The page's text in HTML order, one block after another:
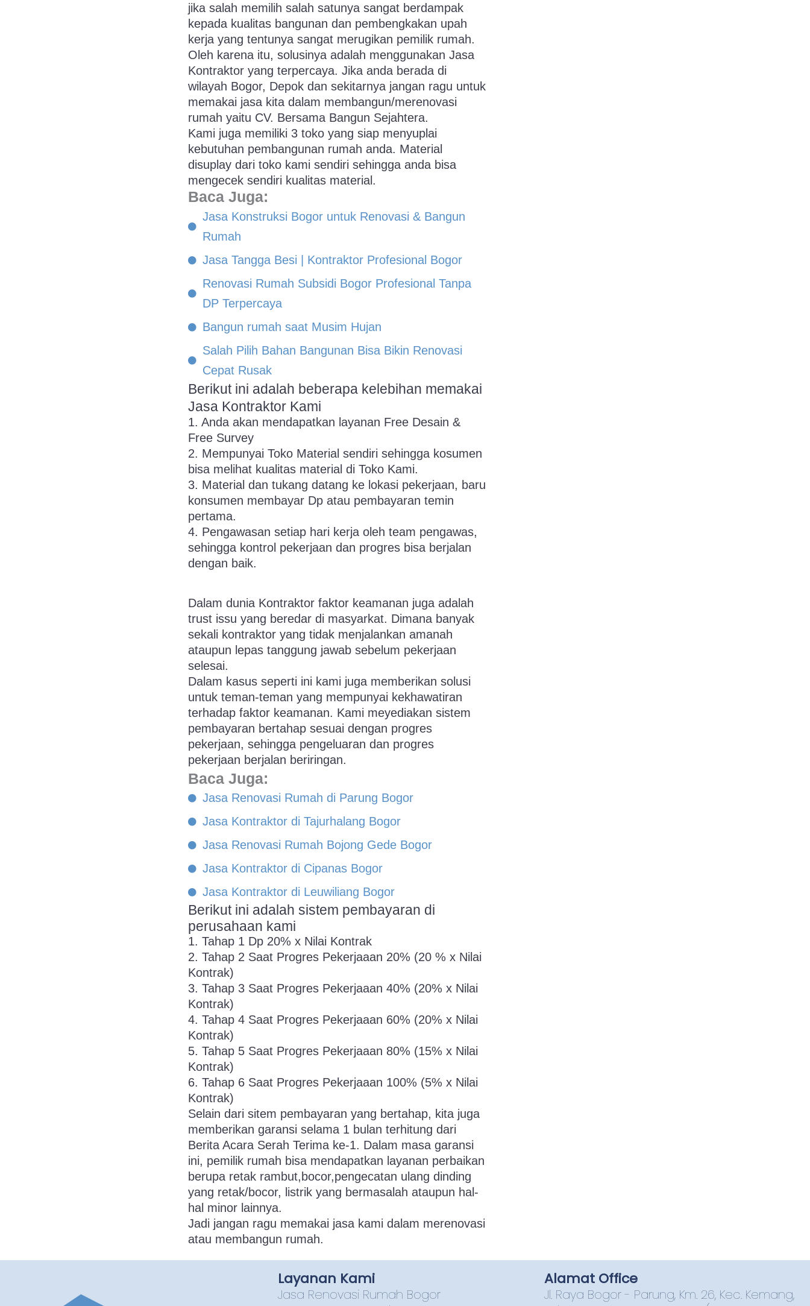
jika salah memilih salah satunya sangat berdampak
kepada kualitas bangunan dan pembengkakan upah
kerja yang tentunya sangat merugikan pemilik rumah.
Oleh karena itu, solusinya adalah menggunakan Jasa
Kontraktor yang terpercaya. Jika anda berada di
wilayah Bogor, Depok dan sekitarnya jangan ragu untuk
memakai jasa kita dalam membangun/merenovasi
rumah yaitu CV. Bersama Bangun Sejahtera.
Kami juga memiliki 3 toko yang siap menyuplai
kebutuhan pembangunan rumah anda. Material
disuplay dari toko kami sendiri sehingga anda bisa
mengecek sendiri kualitas material.
Baca Juga:
Jasa Konstruksi Bogor untuk Renovasi & Bangun
Rumah
Jasa Tangga Besi | Kontraktor Profesional Bogor
Renovasi Rumah Subsidi Bogor Profesional Tanpa
DP Terpercaya
Bangun rumah saat Musim Hujan
Salah Pilih Bahan Bangunan Bisa Bikin Renovasi
Cepat Rusak
Berikut ini adalah beberapa kelebihan memakai
Jasa Kontraktor Kami
1. Anda akan mendapatkan layanan Free Desain &
Free Survey
2. Mempunyai Toko Material sendiri sehingga kosumen
bisa melihat kualitas material di Toko Kami.
3. Material dan tukang datang ke lokasi pekerjaan, baru
konsumen membayar Dp atau pembayaran temin
pertama.
4. Pengawasan setiap hari kerja oleh team pengawas,
sehingga kontrol pekerjaan dan progres bisa berjalan
dengan baik.
Dalam dunia Kontraktor faktor keamanan juga adalah
trust issu yang beredar di masyarkat. Dimana banyak
sekali kontraktor yang tidak menjalankan amanah
ataupun lepas tanggung jawab sebelum pekerjaan
selesai.
Dalam kasus seperti ini kami juga memberikan solusi
untuk teman-teman yang mempunyai kekhawatiran
terhadap faktor keamanan. Kami meyediakan sistem
pembayaran bertahap sesuai dengan progres
pekerjaan, sehingga pengeluaran dan progres
pekerjaan berjalan beriringan.
Baca Juga:
Jasa Renovasi Rumah di Parung Bogor
Jasa Kontraktor di Tajurhalang Bogor
Jasa Renovasi Rumah Bojong Gede Bogor
Jasa Kontraktor di Cipanas Bogor
Jasa Kontraktor di Leuwiliang Bogor
Berikut ini adalah sistem pembayaran di
perusahaan kami
1. Tahap 1 Dp 20% x Nilai Kontrak
2. Tahap 2 Saat Progres Pekerjaaan 20% (20 % x Nilai
Kontrak)
3. Tahap 3 Saat Progres Pekerjaaan 40% (20% x Nilai
Kontrak)
4. Tahap 4 Saat Progres Pekerjaaan 60% (20% x Nilai
Kontrak)
5. Tahap 5 Saat Progres Pekerjaaan 80% (15% x Nilai
Kontrak)
6. Tahap 6 Saat Progres Pekerjaaan 100% (5% x Nilai
Kontrak)
Selain dari sitem pembayaran yang bertahap, kita juga
memberikan garansi selama 1 bulan terhitung dari
Berita Acara Serah Terima ke-1. Dalam masa garansi
ini, pemilik rumah bisa mendapatkan layanan perbaikan
berupa retak rambut,bocor,pengecatan ulang dinding
yang retak/bocor, listrik yang bermasalah ataupun hal-
hal minor lainnya.
Jadi jangan ragu memakai jasa kami dalam merenovasi
atau membangun rumah.
Layanan Kami
Jasa Renovasi Rumah Bogor
Alamat Office
Jl. Raya Bogor - Parung, Km. 26, Kec. Kemang,